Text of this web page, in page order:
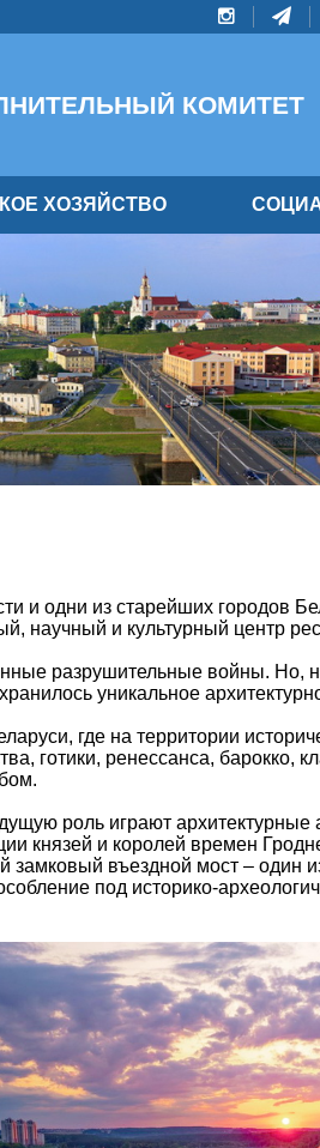
КОМИТЕТ
ХОЗЯЙСТВО
и одни из старейших городов
научный и культурный центр
разрушительные войны. Но,
уникальное
где на территории
готики, ренессанса,
роль играют
князей и королей времен
замковый въездной мост – один
под историко-